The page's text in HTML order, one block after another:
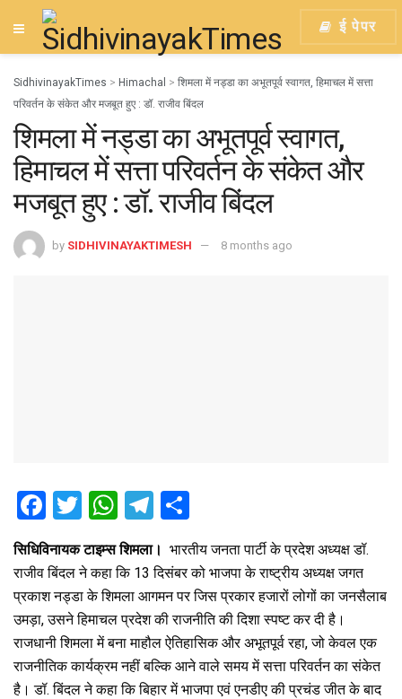
ई पेपर
SidhivinayakTimes > Himachal > शिमला में नड्डा का अभूतपूर्व स्वागत, हिमाचल में सत्ता
परिवर्तन के संकेत और मजबूत हुए : डॉ. राजीव बिंदल
शिमला में नड्डा का अभूतपूर्व स्वागत,
हिमाचल में सत्ता परिवर्तन के संकेत और
मजबूत हुए : डॉ. राजीव बिंदल
by SIDHIVINAYAKTIMESH 8 months ago
F
a
ce
b
o
o
k
T
tt
er
W
h
at
s
A
p
p
T
e
gr
a
m
h
ar
e
सिधिविनायक टाइम्स शिमला। भारतीय जनता पार्टी के प्रदेश अध्यक्ष डॉ.
राजीव बिंदल ने कहा कि 13 दिसंबर को भाजपा के राष्ट्रीय अध्यक्ष जगत
प्रकाश नड्डा के शिमला आगमन पर जिस प्रकार हजारों लोगों का जनसैलाब
उमड़ा, उसने हिमाचल प्रदेश की राजनीति की दिशा स्पष्ट कर दी है।
राजधानी शिमला में बना माहौल ऐतिहासिक और अभूतपूर्व रहा, जो केवल एक
राजनीतिक कार्यक्रम नहीं बल्कि आने वाले समय में सत्ता परिवर्तन का संकेत
है। डॉ. बिंदल ने कहा कि बिहार में भाजपा एवं एनडीए की प्रचंड जीत के बाद